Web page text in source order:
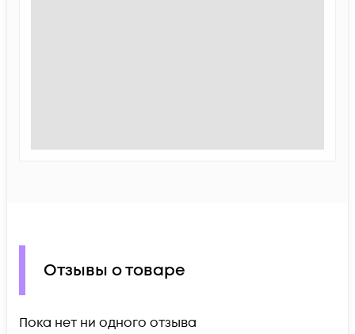
Отзывы о товаре
Пока нет ни одного отзыва